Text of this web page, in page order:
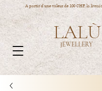
A partir d'une valeur de 100 CHF, la
LALÙ
JEWELLERY